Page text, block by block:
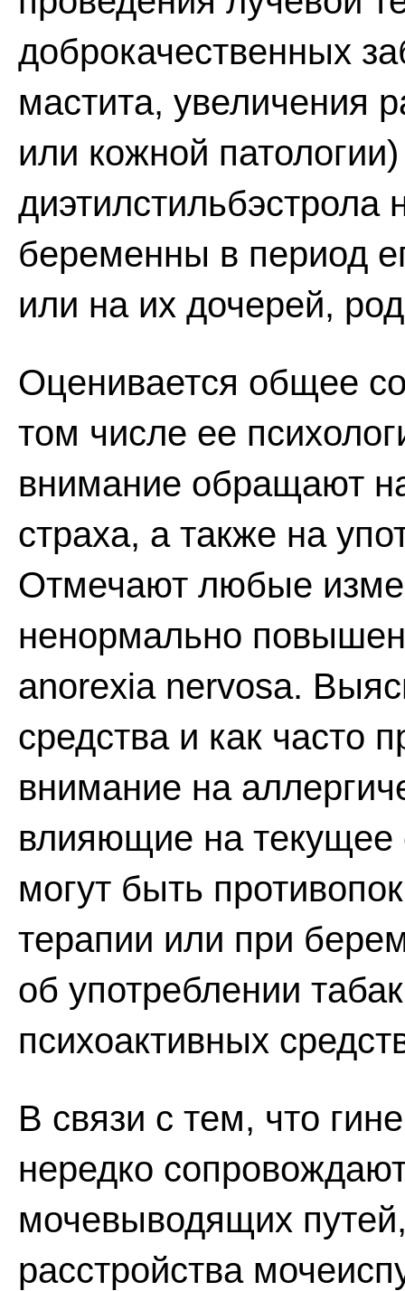
доброкачественных
мастита, увеличения
или кожной
беременны в период
или на их дочерей,
Оценивается общее
том числе ее
внимание обращают
страха, а также на
Отмечают любые
ненормально
anorexia nervosa.
средства и как часто
внимание на
влияющие на текущее
могут быть
терапии или при
об употреблении
психоактивных
В связи с тем, что
нередко
мочевыводящих
расстройства